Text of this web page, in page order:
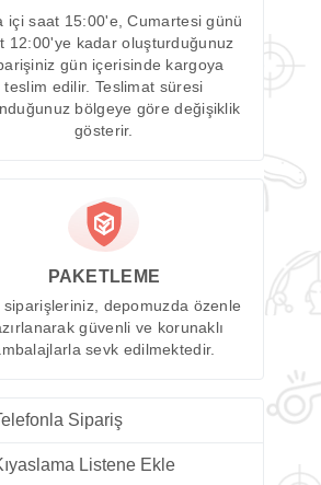
içi saat 15:00'e, Cumartesi günü
12:00'ye kadar oluşturduğunuz
gün içerisinde kargoya
teslim edilir. Teslimat süresi
bölgeye göre değişiklik
gösterir.
PAKETLEME
siparişleriniz, depomuzda özenle
güvenli ve korunaklı
sevk edilmektedir.
Sipariş
Listene Ekle